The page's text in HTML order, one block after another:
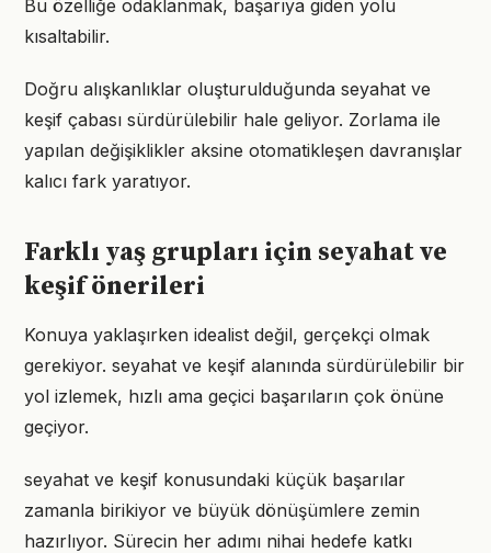
Bu özelliğe odaklanmak, başarıya giden yolu
kısaltabilir.
Doğru alışkanlıklar oluşturulduğunda seyahat ve
keşif çabası sürdürülebilir hale geliyor. Zorlama ile
yapılan değişiklikler aksine otomatikleşen davranışlar
kalıcı fark yaratıyor.
Farklı yaş grupları için seyahat ve
keşif önerileri
Konuya yaklaşırken idealist değil, gerçekçi olmak
gerekiyor. seyahat ve keşif alanında sürdürülebilir bir
yol izlemek, hızlı ama geçici başarıların çok önüne
geçiyor.
seyahat ve keşif konusundaki küçük başarılar
zamanla birikiyor ve büyük dönüşümlere zemin
hazırlıyor. Sürecin her adımı nihai hedefe katkı